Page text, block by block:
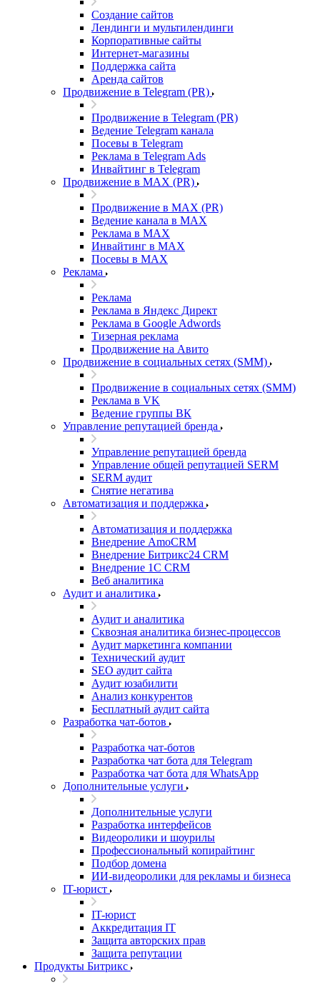
Создание сайтов
Лендинги и мультилендинги
Корпоративные сайты
Интернет-магазины
Поддержка сайта
Аренда сайтов
Продвижение в Telegram (PR)
Продвижение в Telegram (PR)
Ведение Telegram канала
Посевы в Telegram
Реклама в Telegram Ads
Инвайтинг в Telegram
Продвижение в MAX (PR)
Продвижение в MAX (PR)
Ведение канала в MAX
Реклама в MAX
Инвайтинг в MAX
Посевы в MAX
Реклама
Реклама
Реклама в Яндекс Директ
Реклама в Google Adwords
Тизерная реклама
Продвижение на Авито
Продвижение в социальных сетях (SMM)
Продвижение в социальных сетях (SMM)
Реклама в VK
Ведение группы ВК
Управление репутацией бренда
Управление репутацией бренда
Управление общей репутацией SERM
SERM аудит
Снятие негатива
Автоматизация и поддержка
Автоматизация и поддержка
Внедрение AmoCRM
Внедрение Битрикс24 CRM
Внедрение 1C CRM
Веб аналитика
Аудит и аналитика
Аудит и аналитика
Сквозная аналитика бизнес-процессов
Аудит маркетинга компании
Технический аудит
SEO аудит сайта
Аудит юзабилити
Анализ конкурентов
Бесплатный аудит сайта
Разработка чат-ботов
Разработка чат-ботов
Разработка чат бота для Telegram
Разработка чат бота для WhatsApp
Дополнительные услуги
Дополнительные услуги
Разработка интерфейсов
Видеоролики и шоурилы
Профессиональный копирайтинг
Подбор домена
ИИ-видеоролики для рекламы и бизнеса
IT-юрист
IT-юрист
Аккредитация IT
Защита авторских прав
Защита репутации
Продукты Битрикс